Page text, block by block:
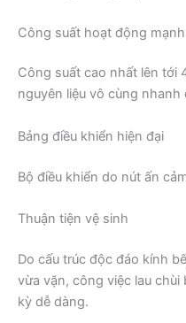
Công suất hoạt động
Công suất cao nhất lên tới
nguyên liệu vô cùng nhanh
Bảng điều khiển hiện đại
Bộ điều khiển do nút ấn
Thuận tiện vệ sinh
Do cấu trúc độc đáo kính
vừa vặn, công việc lau chùi
kỳ dễ dàng.